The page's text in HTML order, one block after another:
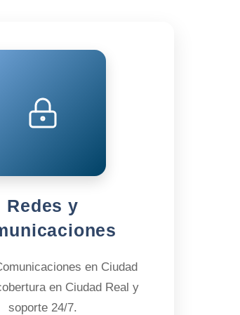
Redes y
en Ciudad
en Ciudad Real y
soporte 24/7.